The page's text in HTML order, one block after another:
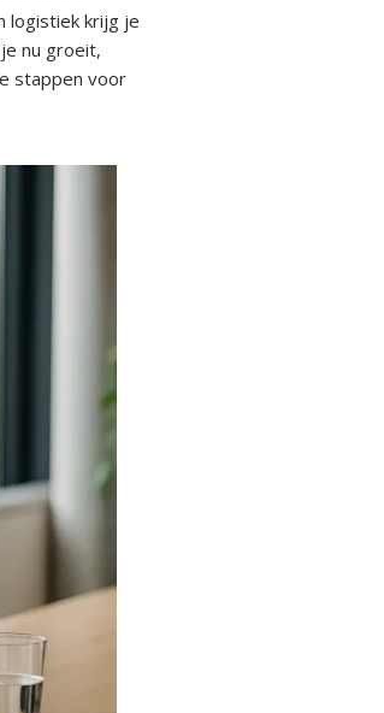
logistiek krijg je
nu groeit,
stappen voor